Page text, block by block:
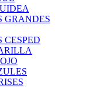
GRANDES
CESPED